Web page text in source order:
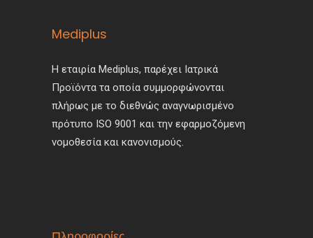
Mediplus
Η εταιρία Mediplus, παρέχει Ιατρικά
Προϊόντα τα οποία συμμορφώνονται
πλήρως με το διεθνώς αναγνωρισμένο
πρότυπο ISO 9001 και την εφαρμοζόμενη
νομοθεσία και κανονισμούς.